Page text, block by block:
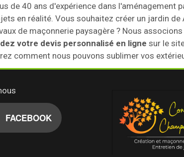
de 40 ans d'expérience dans l'aménagement
en réalité. Vous souhaitez créer un jardin
de maçonnerie paysagère ? Nous
votre devis personnalisé en ligne sur le
comment nous pouvons sublimer vos
FACEBOOK